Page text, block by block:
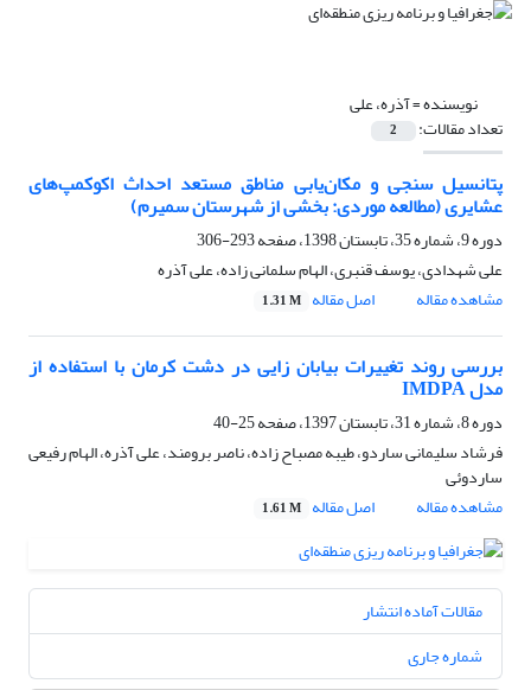
نویسنده =آذره، علی
تعداد مقالات: 2
پتانسیل سنجی و مکان‌یابی مناطق مستعد احداث اکوکمپ‌های
عشایری (مطالعه موردی: بخشی از شهرستان سمیرم)
دوره 9، شماره 35، تابستان 1398، صفحه
293-306
علی شهدادی، یوسف قنبری، الهام سلمانی زاده، علی آذره
مشاهده مقاله
اصل مقاله 1.31 M
بررسی روند تغییرات بیابان زایی در دشت کرمان با استفاده از
مدل IMDPA
دوره 8، شماره 31، تابستان 1397، صفحه
25-40
فرشاد سلیمانی ساردو، طیبه مصباح زاده، ناصر برومند، علی آذره، الهام رفیعی
ساردوئی
مشاهده مقاله
اصل مقاله 1.61 M
مقالات آماده انتشار
شماره جاری